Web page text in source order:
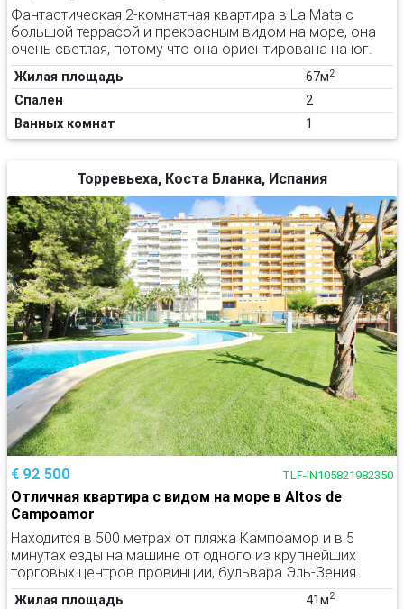
Фантастическая 2-комнатная квартира в La Mata с
большой террасой и прекрасным видом на море, она
очень светлая, потому что она ориентирована на юг.
Жилая площадь 67м2
Спален
2
Ванных комнат
1
Торревьеха, Коста Бланка, Испания
€ 92 500 TLF-IN105821982350
Отличная квартира с видом на море в Altos de
Campoamor
Находится в 500 метрах от пляжа Кампоамор и в 5
минутах езды на машине от одного из крупнейших
торговых центров провинции, бульвара Эль-Зения.
Жилая площадь 41м2